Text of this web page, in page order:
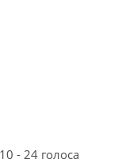
- 24 голоса